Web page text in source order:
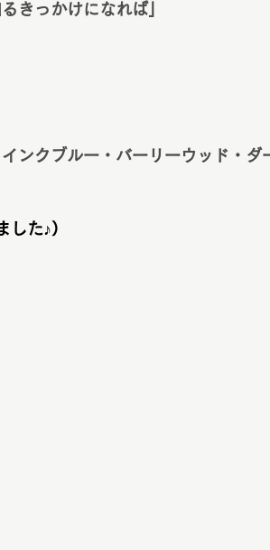
きっかけになれば」
ンクブルー・バーリーウッド・ダ
した♪）